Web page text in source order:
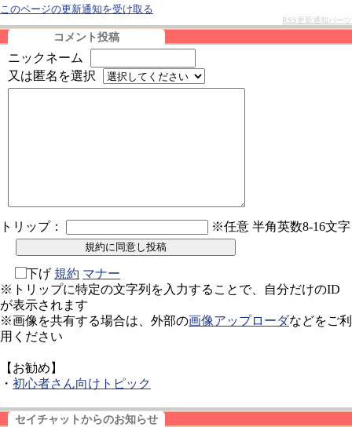
このページの更新通知を受け取る
RSS更新通知パーツ
コメント投稿
ニックネーム
又は匿名を選択
トリップ： ※任意 半角英数8-16文字
下げ 規約 マナー
※トリップに特定の文字列を入力することで、自分だけのID
が表示されます
※画像を共有する場合は、外部の画像アップローダなどをご利
用ください
【お勧め】
・ 初心者さん向けトピック
セイチャットからのお知らせ